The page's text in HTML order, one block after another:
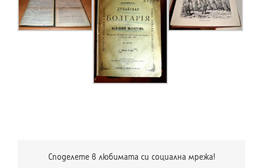
Споделете в любимата си социална мрежа!